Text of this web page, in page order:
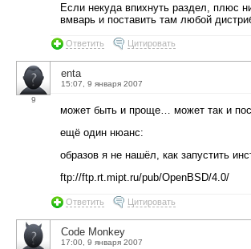
Если некуда впихнуть раздел, плюс
вмварь и поставить там любой
Ответить Цитировать
9
enta
15:07, 9 января 2007
может быть и проще… может так и
ещё один нюанс:
образов я не нашёл, как запустить
ftp://ftp.rt.mipt.ru/pub/OpenBSD/4.0/
Ответить Цитировать
Code Monkey
17:00, 9 января 2007